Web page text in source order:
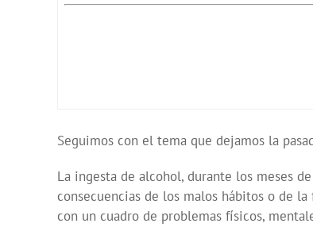
Seguimos con el tema que dejamos la
La ingesta de alcohol, durante los meses
consecuencias de los malos hábitos o de
con un cuadro de problemas físicos,